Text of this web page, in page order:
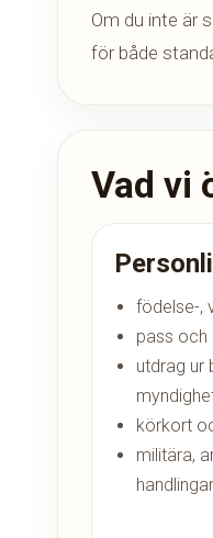
Om du inte är
för både
Vad vi
födelse-,
pass och
utdrag ur
körkort
militära,
handlingar